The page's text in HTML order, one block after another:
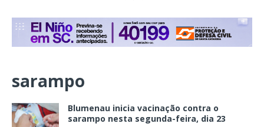
sarampo
Blumenau inicia vacinação contra o
sarampo nesta segunda-feira, dia 23